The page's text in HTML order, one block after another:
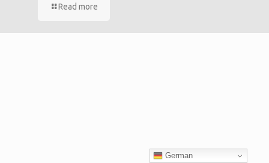
Read more
German